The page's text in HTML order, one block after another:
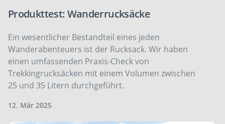
Produkttest: Wanderrucksäcke
Ein wesentlicher Bestandteil eines jeden
Wanderabenteuers ist der Rucksack. Wir haben
einen umfassenden Praxis-Check von
Trekkingrucksäcken mit einem Volumen zwischen
25 und 35 Litern durchgeführt.
12. Mär 2025